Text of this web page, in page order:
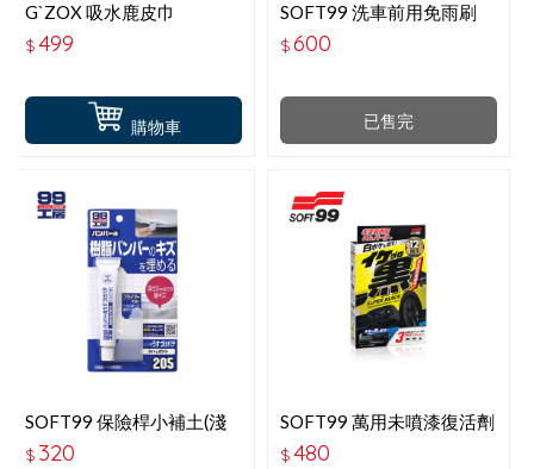
購物車
G`ZOX 吸水鹿皮巾
(43*32.5公分)鍍膜車適用
$499
已售完
SOFT99 洗車前用免雨刷
344
$600
SOFT99 保險桿小補土(淺
色車用)
$ 320
SOFT99 萬用未噴漆復活劑
E-63
$480